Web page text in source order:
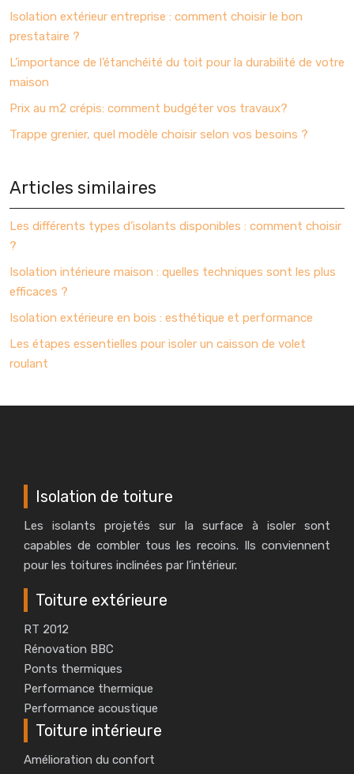
Isolation extérieur entreprise : comment choisir le bon
prestataire ?
L’importance de l’étanchéité du toit pour la durabilité de votre
maison
Prix au m2 crépis: comment budgéter vos travaux?
Trappe grenier, quel modèle choisir selon vos besoins ?
Articles similaires
Les différents types d’isolants disponibles : comment choisir
?
Isolation intérieure maison : quelles techniques sont les plus
efficaces ?
Isolation extérieure en bois : esthétique et performance
Les étapes essentielles pour isoler un caisson de volet
roulant
Isolation de toiture
Les isolants projetés sur la surface à isoler sont
capables de combler tous les recoins. Ils conviennent
pour les toitures inclinées par l’intérieur.
Toiture extérieure
RT 2012
Rénovation BBC
Ponts thermiques
Performance thermique
Performance acoustique
Toiture intérieure
Amélioration du confort